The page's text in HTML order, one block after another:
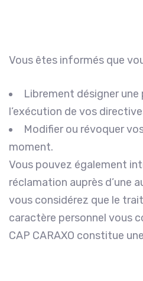
Vous êtes informés que
Librement désigner une
l’exécution de vos
Modifier ou révoquer
moment.
Vous pouvez également
réclamation auprès d’une
vous considérez que le
caractère personnel vous
CAP CARAXO constitue